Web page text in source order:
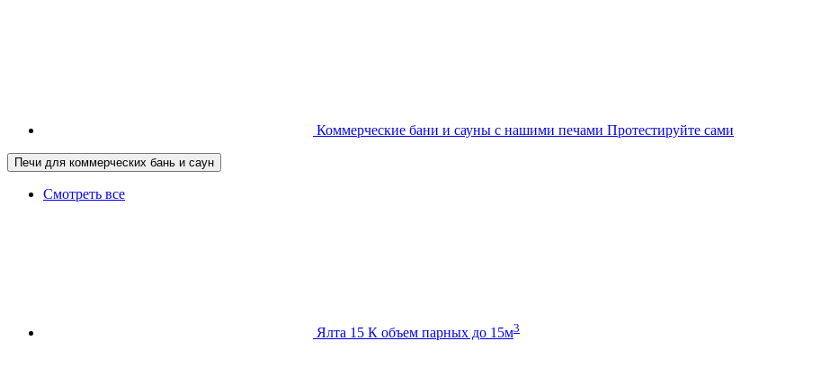
Коммерческие бани и сауны с нашими печами Протестируйте сами
Печи для коммерческих бань и саун
Смотреть все
Ялта 15 К объем парных до 15м3